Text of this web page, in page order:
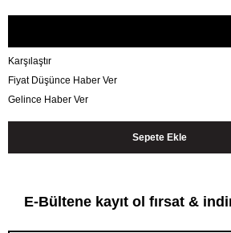
Karşılaştır
Fiyat Düşünce Haber Ver
Gelince Haber Ver
E-Bültene kayıt ol fırsat &